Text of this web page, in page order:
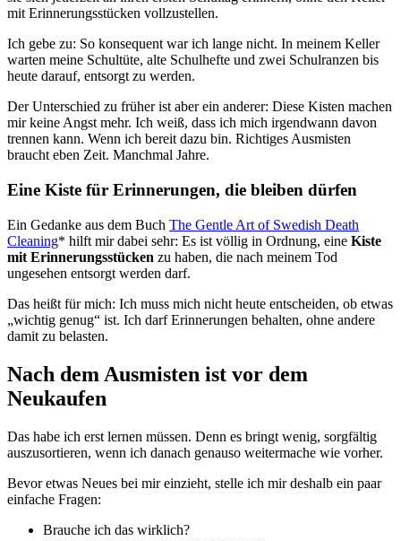
mit Erinnerungsstücken vollzustellen.
Ich gebe zu: So konsequent war ich lange nicht. In meinem Keller
warten meine Schultüte, alte Schulhefte und zwei Schulranzen bis
heute darauf, entsorgt zu werden.
Der Unterschied zu früher ist aber ein anderer: Diese Kisten machen
mir keine Angst mehr. Ich weiß, dass ich mich irgendwann davon
trennen kann. Wenn ich bereit dazu bin. Richtiges Ausmisten
braucht eben Zeit. Manchmal Jahre.
Eine Kiste für Erinnerungen, die bleiben dürfen
Ein Gedanke aus dem Buch The Gentle Art of Swedish Death
Cleaning* hilft mir dabei sehr: Es ist völlig in Ordnung, eine Kiste
mit Erinnerungsstücken zu haben, die nach meinem Tod
ungesehen entsorgt werden darf.
Das heißt für mich: Ich muss mich nicht heute entscheiden, ob etwas
„wichtig genug“ ist. Ich darf Erinnerungen behalten, ohne andere
damit zu belasten.
Nach dem Ausmisten ist vor dem
Neukaufen
Das habe ich erst lernen müssen. Denn es bringt wenig, sorgfältig
auszusortieren, wenn ich danach genauso weitermache wie vorher.
Bevor etwas Neues bei mir einzieht, stelle ich mir deshalb ein paar
einfache Fragen:
Brauche ich das wirklich?